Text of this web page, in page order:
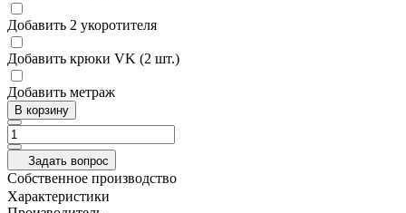
Добавить 2 укоротителя
Добавить крюки VK (2 шт.)
Добавить метраж
В корзину
Задать вопрос
Собственное производство
Характеристики